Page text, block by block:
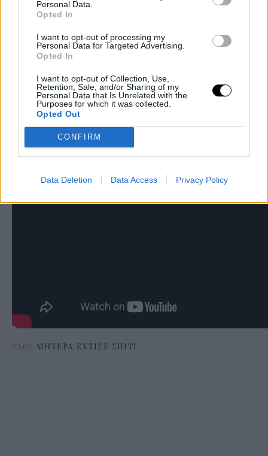
Personal Data.
Opted In
I want to opt-out of processing my
Personal Data for Targeted Advertising.
Opted In
I want to opt-out of Collection, Use,
Retention, Sale, and/or Sharing of my
Personal Data that Is Unrelated with the
Purposes for which it was collected.
Opted Out
CONFIRM
Data Deletion Data Access Privacy Policy
at 9:16pm PDT
A post shared by Cara Brookins (@carabrookins)
A post shared by Cara Brookins (@carabrookins)
on Dec 25,
2012 at 12:14pm PST
A post shared by Cara Brookins (@carabrookins)
2015 at 10:51am PDT
TAGS ΜΗΤΕΡΑ ΕΧΤΙΣΕ ΣΠΙΤΙ